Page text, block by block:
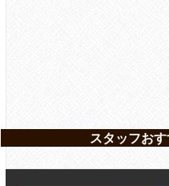
スタッフお